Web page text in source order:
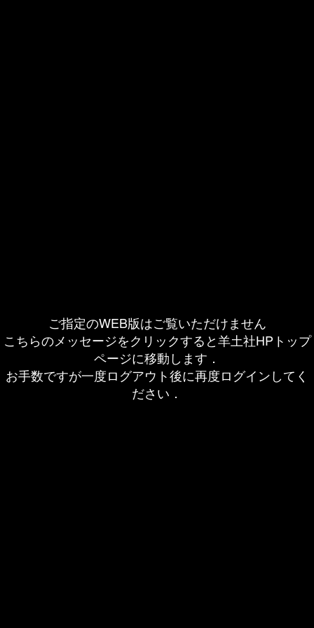
ご指定のWEB版はご覧いただけません
こちらのメッセージをクリックすると羊土社HPトップ
ページに移動します．
お手数ですが一度ログアウト後に再度ログインしてく
ださい．